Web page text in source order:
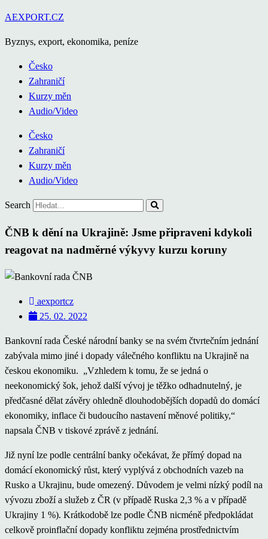
Přejít
obsahu
AEXPORT.CZ
Byznys, export, ekonomika, peníze
Česko
Zahraničí
Kurzy měn
Audio/Video
Česko
Zahraničí
Kurzy měn
Audio/Video
Search
ČNB k dění na Ukrajině: Jsme připraveni kdykoli
reagovat na nadměrné výkyvy kurzu koruny
aexportcz
25. 02. 2022
Bankovní rada České národní banky se na svém čtvrtečním jednání
zabývala mimo jiné i dopady válečného konfliktu na Ukrajině na
českou ekonomiku. „Vzhledem k tomu, že se jedná o
neekonomický šok, jehož další vývoj je těžko odhadnutelný, je
předčasné dělat závěry ohledně dlouhodobějších dopadů do domácí
ekonomiky, inflace či budoucího nastavení měnové politiky,“
napsala ČNB v tiskové zprávě z jednání.
Již nyní lze podle centrální banky očekávat, že přímý dopad na
domácí ekonomický růst, který vyplývá z obchodních vazeb na
Rusko a Ukrajinu, bude omezený. Důvodem je velmi nízký podíl na
vývozu zboží a služeb z ČR (v případě Ruska 2,3 % a v případě
Ukrajiny 1 %). Krátkodobě lze podle ČNB nicméně předpokládat
celkově proinflační dopady konfliktu zejména prostřednictvím